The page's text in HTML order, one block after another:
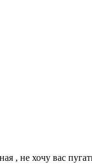
, не хочу вас